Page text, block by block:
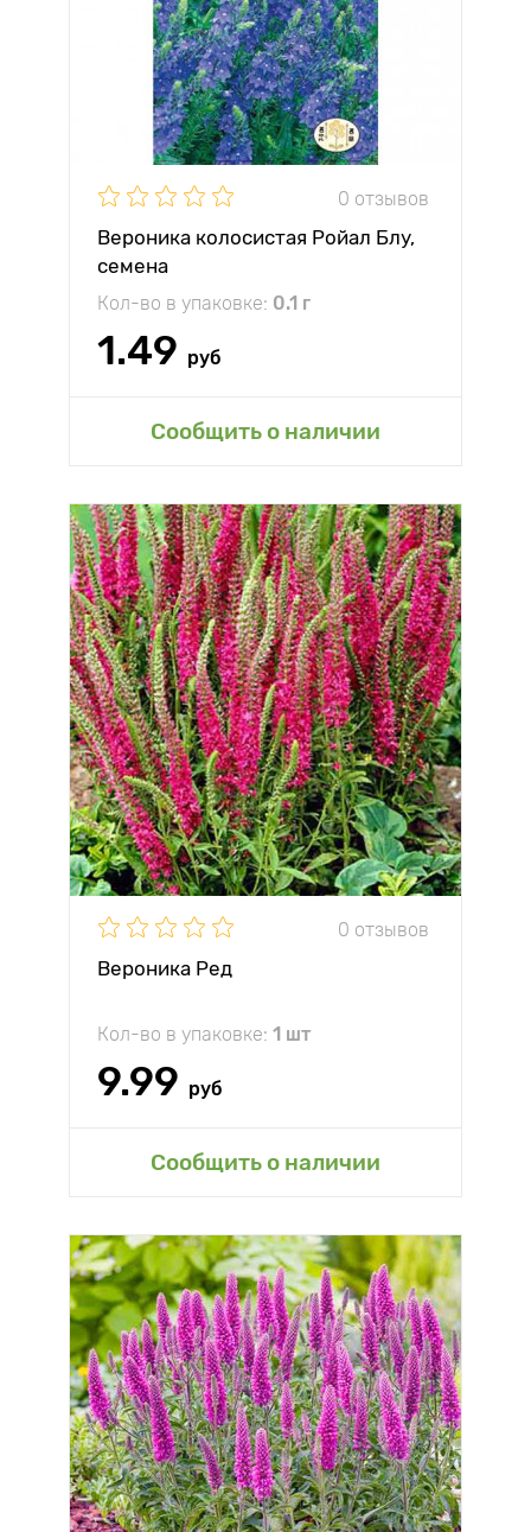
0 отзывов
Вероника колосистая Ройал Блу,
семена
Кол-во в упаковке: 0.1 г
1.49 руб
Сообщить о наличии
0 отзывов
Вероника Ред
Кол-во в упаковке: 1 шт
9.99 руб
Сообщить о наличии